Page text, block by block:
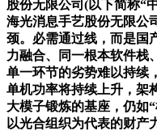
股份无限公司(以下简称“
海光消息手艺股份无限公
颈。必需通过线，而是国
力融合、同一根本软件栈
单一环节的劣势难以持续
单机功率将持续上升，架
大模子锻炼的基座，仍如
以光合组织为代表的财产